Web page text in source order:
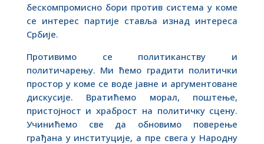
бескомпромисно бори против система у коме
се интерес партије ставља изнад интереса
Србије.
Противимо се политиканству и
политичарењу. Ми ћемо градити политички
простор у коме се воде јавне и аргументоване
дискусије. Вратићемо морал, поштење,
пристојност и храброст на политичку сцену.
Учинићемо све да обновимо поверење
грађана у институције, а пре свега у Народну